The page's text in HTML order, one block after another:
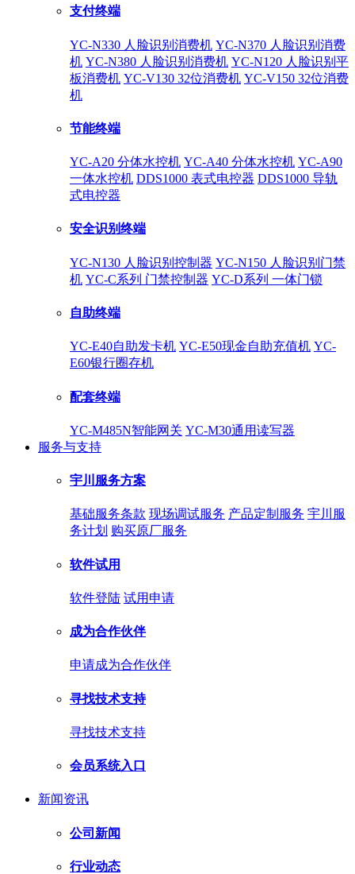
支付终端
YC-N330 人脸识别消费机 YC-N370 人脸识别消费
机 YC-N380 人脸识别消费机 YC-N120 人脸识别平
板消费机 YC-V130 32位消费机 YC-V150 32位消费
机
节能终端
YC-A20 分体水控机 YC-A40 分体水控机 YC-A90
一体水控机 DDS1000 表式电控器 DDS1000 导轨
式电控器
安全识别终端
YC-N130 人脸识别控制器 YC-N150 人脸识别门禁
机 YC-C系列 门禁控制器 YC-D系列 一体门锁
自助终端
YC-E40自助发卡机 YC-E50现金自助充值机 YC-
E60银行圈存机
配套终端
YC-M485N智能网关 YC-M30通用读写器
服务与支持
宇川服务方案
基础服务条款 现场调试服务 产品定制服务 宇川服
务计划 购买原厂服务
软件试用
软件登陆 试用申请
成为合作伙伴
申请成为合作伙伴
寻找技术支持
寻找技术支持
会员系统入口
新闻资讯
公司新闻
行业动态